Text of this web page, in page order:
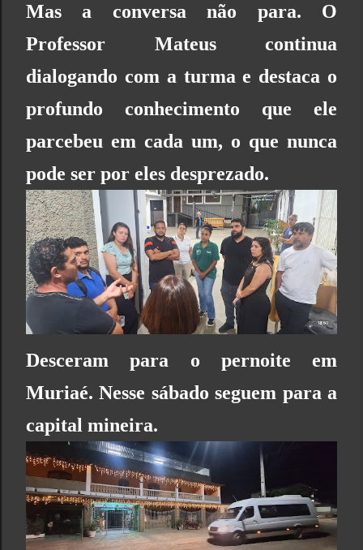
Mas a conversa não para. O
Professor Mateus continua
dialogando com a turma e destaca o
profundo conhecimento que ele
parcebeu em cada um, o que nunca
pode ser por eles desprezado.
Desceram para o pernoite em
Muriaé. Nesse sábado seguem para a
capital mineira.